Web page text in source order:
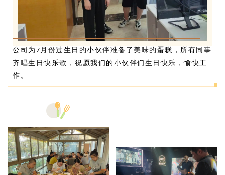
公司为 7 月份过生日的小伙伴准备了美味的蛋糕，所有同事
齐唱生日快乐歌，祝愿我们的小伙伴们生日快乐，愉快工
作。